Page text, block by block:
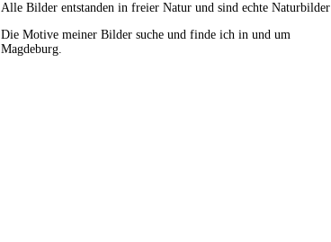
Alle Bilder entstanden in freier Natur und sind echte Naturbilder
Die Motive meiner Bilder suche und finde ich in und um
Magdeburg.